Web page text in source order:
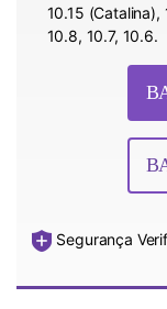
10.15 (Catalina),
10.8, 10.7, 10.6.
Segurança